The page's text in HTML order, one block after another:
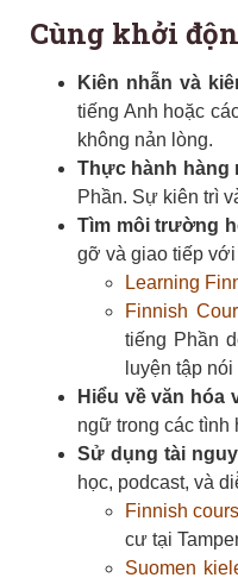
Cùng khởi
Kiên nhẫn và
tiếng Anh hoặc
không nản lòng.
Thực hành hàng
Phần. Sự kiên trì
Tìm môi trường
gỡ và giao tiếp
Learning
Finnish
tiếng Phần
luyện tập
Hiểu về văn hóa
ngữ trong các tình
Sử dụng tài
học, podcast, và
Finnish
cư tại
Suomen